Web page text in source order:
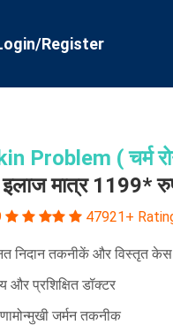
Register
Problem ( चर्म
मात्र 1199*
47921+
निदान तकनीकें और विस्तृत
और प्रशिक्षित डॉक्टर
जर्मन तकनीक